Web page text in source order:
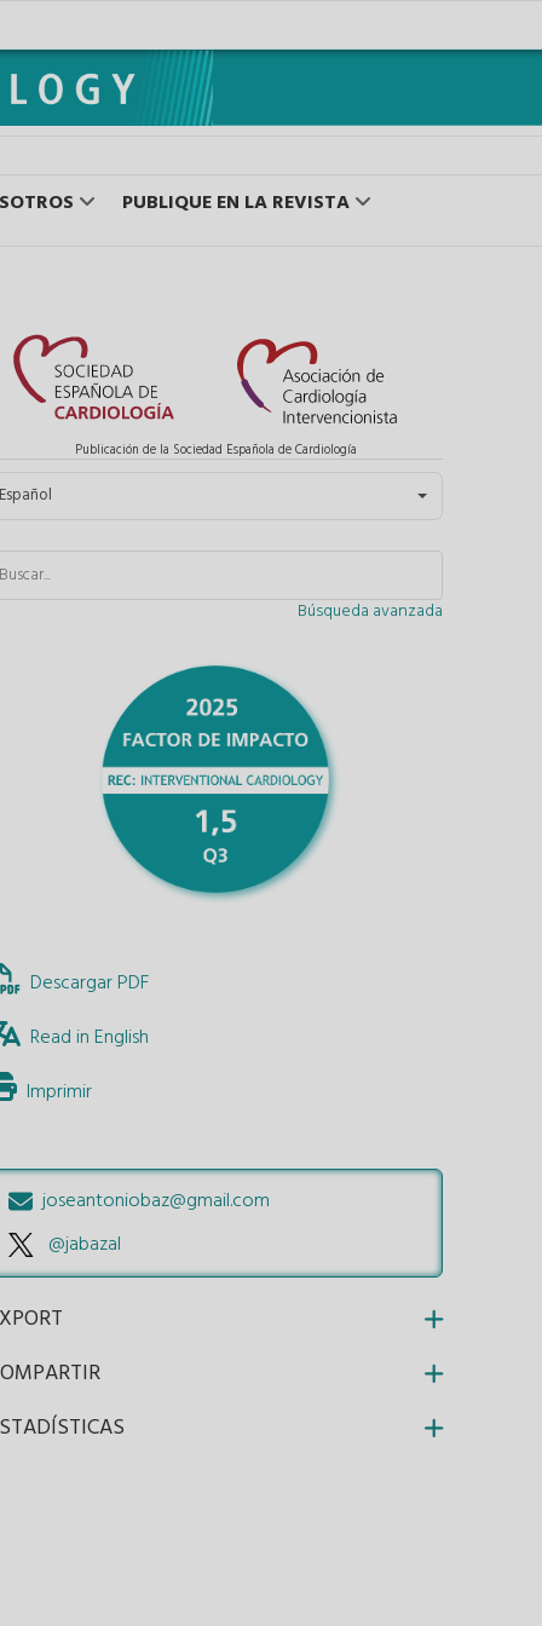
PUBLIQUE EN LA REVISTA
Publicación de la Sociedad Española de Cardiología
Seleccione su idioma
Español
Búsqueda avanzada
Descargar PDF
Read in English
Imprimir
joseantoniobaz@gmail.com
@jabazal